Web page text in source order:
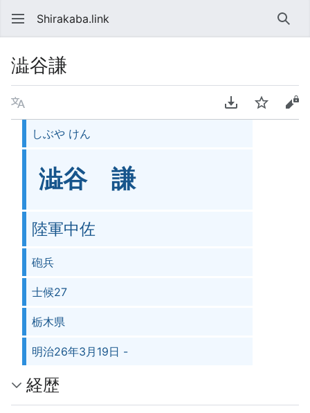
Shirakaba.link 検索
澁谷謙
言語 PDFをダウンロ
ウォッチソ
しぶや けん
澁谷 謙
陸軍中佐
砲兵
士候27
栃木県
明治26年3月19日 -
経歴